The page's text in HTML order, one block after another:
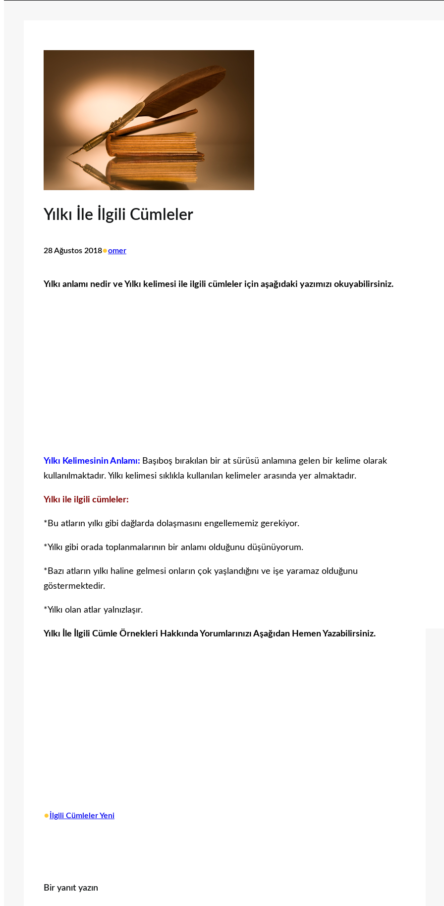
Yılkı İle İlgili Cümleler
28 Ağustos 2018•omer
Yılkı anlamı nedir ve Yılkı kelimesi ile ilgili cümleler için aşağıdaki yazımızı okuyabilirsiniz.
Yılkı Kelimesinin Anlamı: Başıboş bırakılan bir at sürüsü anlamına gelen bir kelime olarak
kullanılmaktadır. Yılkı kelimesi sıklıkla kullanılan kelimeler arasında yer almaktadır.
Yılkı ile ilgili cümleler:
*Bu atların yılkı gibi dağlarda dolaşmasını engellememiz gerekiyor.
*Yılkı gibi orada toplanmalarının bir anlamı olduğunu düşünüyorum.
*Bazı atların yılkı haline gelmesi onların çok yaşlandığını ve işe yaramaz olduğunu
göstermektedir.
*Yılkı olan atlar yalnızlaşır.
Yılkı İle İlgili Cümle Örnekleri Hakkında Yorumlarınızı Aşağıdan Hemen Yazabilirsiniz.
• İlgili Cümleler Yeni
Bir yanıt yazın